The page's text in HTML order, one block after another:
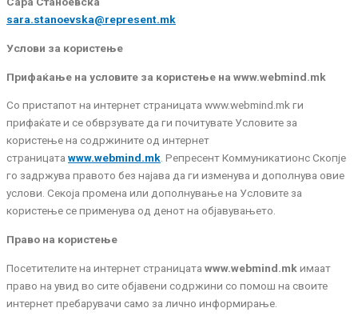
sara.stanoevska@represent.mk
Услови за користење
Прифаќање на условите за користење на www.webmind.mk
Со пристапот на интернет страницатa www.webmind.mk ги
прифаќате и се обврзувате да ги почитувате Условите за
користење на содржините од интернет
страницата www.webmind.mk. Репресент Коммуникатионс Скопје
го задржува правото без најава да ги изменува и дополнува овие
услови. Секоја промена или дополнување на Условите за
користење се применува од денот на објавувањето.
Право на користење
Посетителите на интернет страницата www.webmind.mk имаат
право на увид во сите објавени содржини со помош на своите
интернет пребарувачи само за лично информирање.